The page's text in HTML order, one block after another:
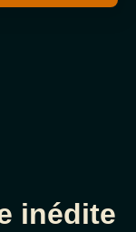
inédite